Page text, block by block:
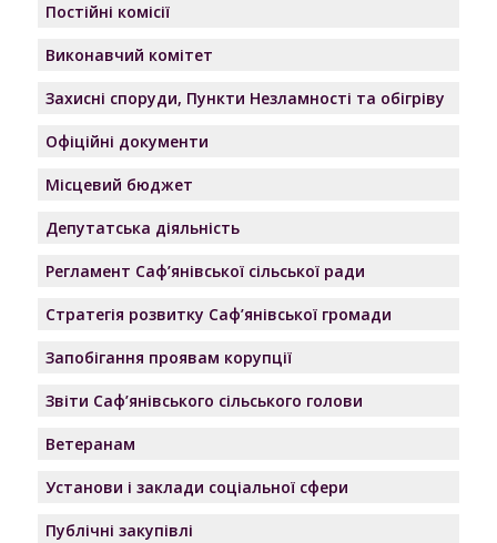
Постійні комісії
Виконавчий комітет
Захисні споруди, Пункти Незламності та обігріву
Офіційні документи
Місцевий бюджет
Депутатська діяльність
Регламент Саф’янівської сільської ради
Стратегія розвитку Саф’янівської громади
Запобігання проявам корупції
Звіти Саф’янівського сільського голови
Ветеранам
Установи і заклади соціальної сфери
Публічні закупівлі